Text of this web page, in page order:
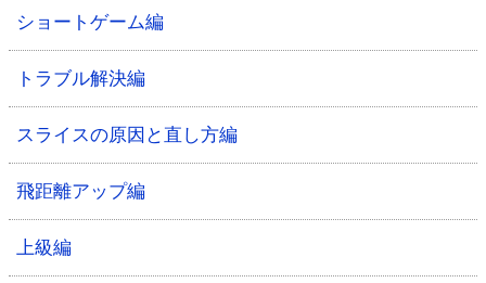
ショートゲーム編
トラブル解決編
スライスの原因と直し方編
飛距離アップ編
上級編